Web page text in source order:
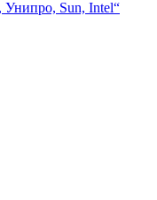
Унипро, Sun, Intel“